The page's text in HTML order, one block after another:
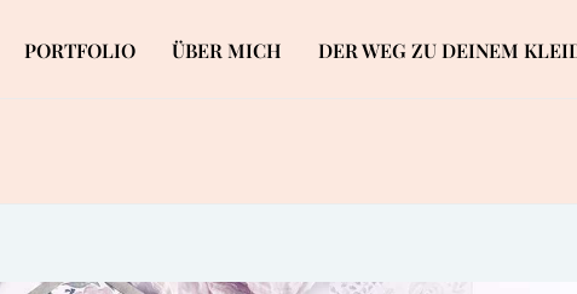
PORTFOLIO ÜBER MICH DER WEG ZU DEINEM